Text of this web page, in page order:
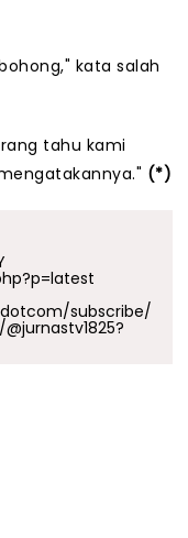
kata salah
tahu kami
(*)
subscribe/